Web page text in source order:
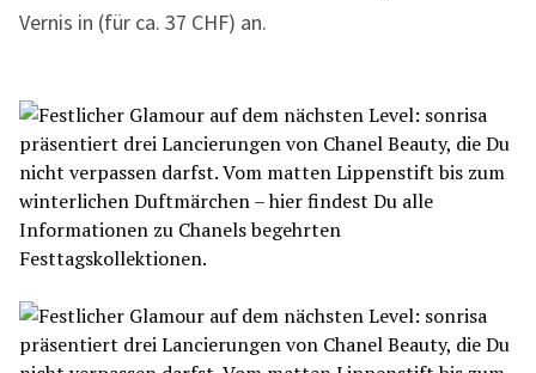
Vernis in (für ca. 37 CHF) an.